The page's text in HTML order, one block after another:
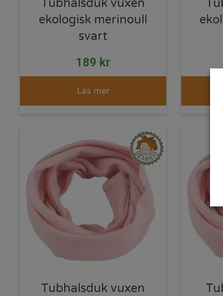
Tubhalsduk vuxen
ekologisk merinoull
svart
189 kr
Läs mer
Tubhalsduk vuxen